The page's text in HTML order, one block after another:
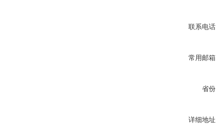
联系电话
常用邮箱
省份
详细地址